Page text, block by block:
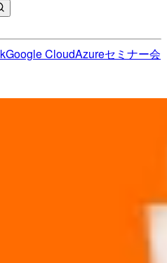
Google CloudAzureセミナー会